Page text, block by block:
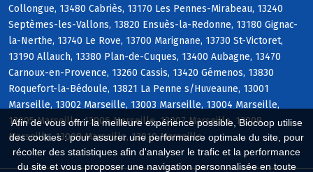
Afin de vous offrir la meilleure expérience possible, Biocoop utilise
des cookies : pour assurer une performance optimale du site, pour
récolter des statistiques afin d'analyser le trafic et la performance
du site et vous proposer une navigation personnalisée en toute
Collongue, 13480 Cabriès, 13170 Les Pennes-Mirabeau, 13240
Septèmes-les-Vallons, 13820 Ensuès-la-Redonne, 13180 Gignac-
la-Nerthe, 13740 Le Rove, 13700 Marignane, 13730 St-Victoret,
13190 Allauch, 13380 Plan-de-Cuques, 13400 Aubagne, 13470
Carnoux-en-Provence, 13260 Cassis, 13420 Gémenos, 13830
Roquefort-la-Bédoule, 13821 La Penne s/Huveaune, 13001
Marseille, 13002 Marseille, 13003 Marseille, 13004 Marseille,
13005 Marseille, 13006 Marseille, 13007 Marseille, 13008
Marseille, 13009 Marseille, 13010 Marseille